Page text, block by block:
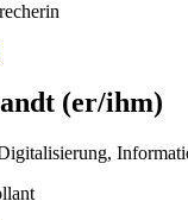
(er/ihm)